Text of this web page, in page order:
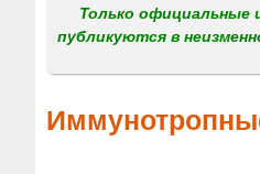
а
в
о
Только официальные
публикуются в